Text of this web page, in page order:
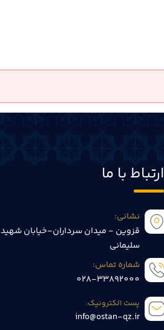
ارتباط با ما
نشانی:
قزوین - میدان سرداران-خیابان شهید
سلیمانی
شماره تماس:
028-33892000
پست الکترونیک:
info@ostan-qz.ir